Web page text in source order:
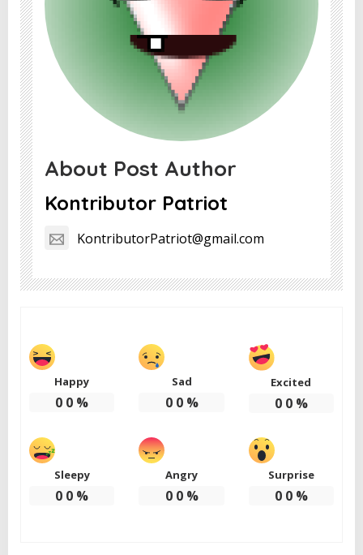
About Post Author
Kontributor Patriot
KontributorPatriot@gmail.com
Happy
0 0 %
Sad
0 0%
Excited
0 0%
Sleepy
0 0 %
Angry
0 0%
Surprise
0 0%